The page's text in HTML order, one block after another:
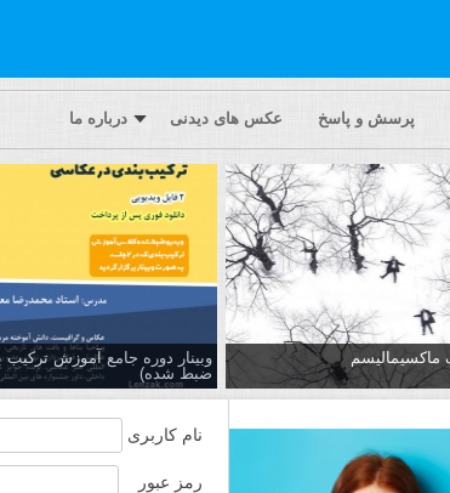
پرسش و پاسخ عکس های دیدنی درباره ما
وبینار دوره جامع آموزش
ضبط شده)
نام کاربری
رمز عبور